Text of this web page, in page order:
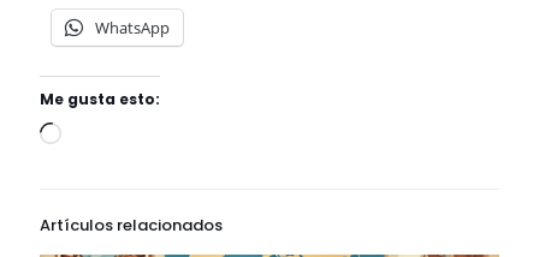
WhatsApp
Me gusta esto:
Artículos relacionados